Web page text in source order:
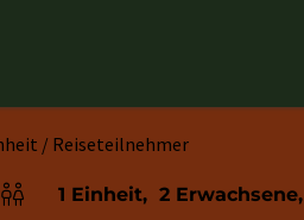
Einheit / Reiseteilnehmer
Einheitenanzahl und Personenfelder
1 Einheit, 2 Erwachsene,